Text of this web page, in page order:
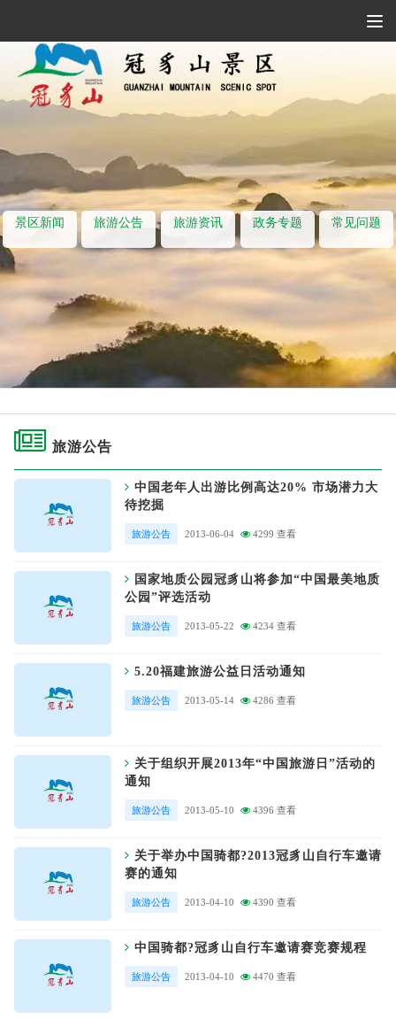
景区新闻 旅游公告 旅游资讯 政务专题 常见问题
旅游公告
中国老年人出游比例高达20% 市场潜力大
待挖掘
旅游公告 2013-06-04 4299 查看
国家地质公园冠豸山将参加“中国最美地质
公园”评选活动
旅游公告 2013-05-22 4234 查看
5.20福建旅游公益日活动通知
旅游公告 2013-05-14 4286 查看
关于组织开展2013年“中国旅游日”活动的
通知
旅游公告 2013-05-10 4396 查看
关于举办中国骑都?2013冠豸山自行车邀请
赛的通知
旅游公告 2013-04-10 4390 查看
中国骑都?冠豸山自行车邀请赛竞赛规程
旅游公告 2013-04-10 4470 查看